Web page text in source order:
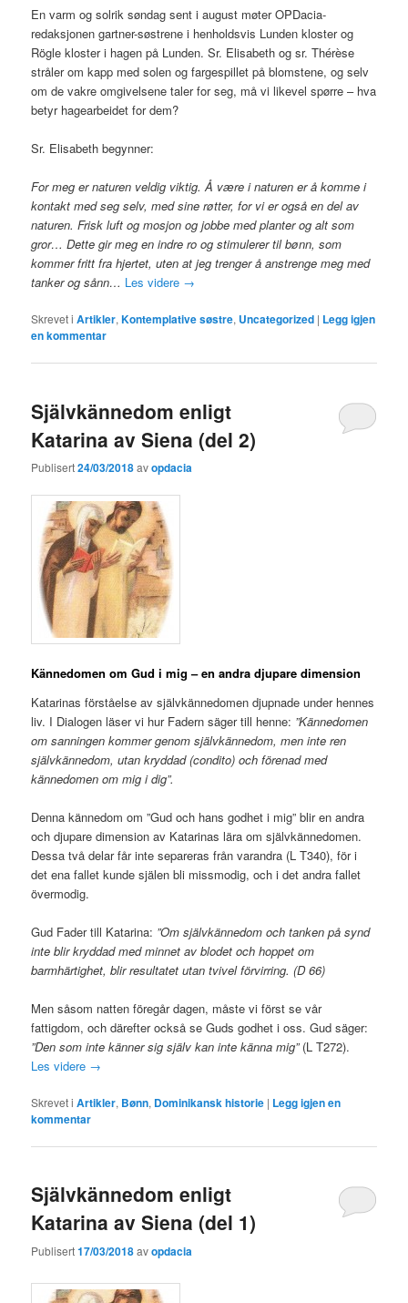
En varm og solrik søndag sent i august møter OPDacia-
redaksjonen gartner-søstrene i henholdsvis Lunden kloster og
Rögle kloster i hagen på Lunden. Sr. Elisabeth og sr. Thérèse
stråler om kapp med solen og fargespillet på blomstene, og selv
om de vakre omgivelsene taler for seg, må vi likevel spørre – hva
betyr hagearbeidet for dem?
Sr. Elisabeth begynner:
For meg er naturen veldig viktig. Å være i naturen er å komme i
kontakt med seg selv, med sine røtter, for vi er også en del av
naturen. Frisk luft og mosjon og jobbe med planter og alt som
gror… Dette gir meg en indre ro og stimulerer til bønn, som
kommer fritt fra hjertet, uten at jeg trenger å anstrenge meg med
tanker og sånn… Les videre →
Skrevet i Artikler,Kontemplative søstre, Uncategorized | Legg igjen
en kommentar
Självkännedom enligt
Katarina av Siena (del 2)
Publisert24/03/2018avopdacia
Kännedomen om Gud i mig – en andra djupare dimension
Katarinas förståelse av självkännedomen djupnade under hennes
liv. I Dialogen läser vi hur Fadern säger till henne: ”Kännedomen
om sanningen kommer genom självkännedom, men inte ren
självkännedom, utan kryddad (condito) och förenad med
kännedomen om mig i dig”.
Denna kännedom om ”Gud och hans godhet i mig” blir en andra
och djupare dimension av Katarinas lära om självkännedomen.
Dessa två delar får inte separeras från varandra (L T340), för i
det ena fallet kunde själen bli missmodig, och i det andra fallet
övermodig.
Gud Fader till Katarina: ”Om självkännedom och tanken på synd
inte blir kryddad med minnet av blodet och hoppet om
barmhärtighet, blir resultatet utan tvivel förvirring. (D 66)
Men såsom natten föregår dagen, måste vi först se vår
fattigdom, och därefter också se Guds godhet i oss. Gud säger:
”Den som inte känner sig själv kan inte känna mig”(L T272).
Les videre →
Skrevet i Artikler, Bønn, Dominikansk historie | Legg igjen en
kommentar
Självkännedom enligt
Katarina av Siena (del 1)
Publisert17/03/2018avopdacia